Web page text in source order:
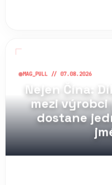
Nejen Čína:
mezi
dostane